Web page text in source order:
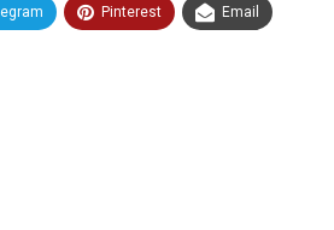
Pinterest Email